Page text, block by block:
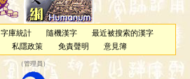
字庫統計 隨機漢字
最近被搜索的漢字
私隱政策 免責聲明 意見簿
（管理員 ）